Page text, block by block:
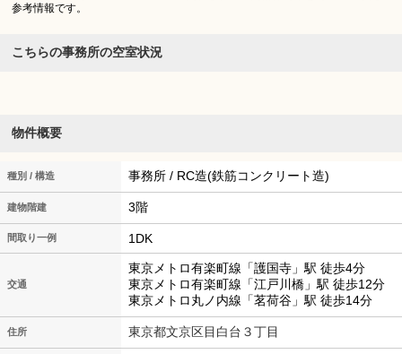
参考情報です。
こちらの事務所の空室状況
物件概要
種別 / 構造 事務所 / RC造(鉄筋コンクリート造)
建物階建 3階
間取り一例 1DK
交通
東京メトロ有楽町線「護国寺」駅 徒歩4分
東京メトロ有楽町線「江戸川橋」駅 徒歩12分
東京メトロ丸ノ内線「茗荷谷」駅 徒歩14分
住所 東京都文京区目白台３丁目